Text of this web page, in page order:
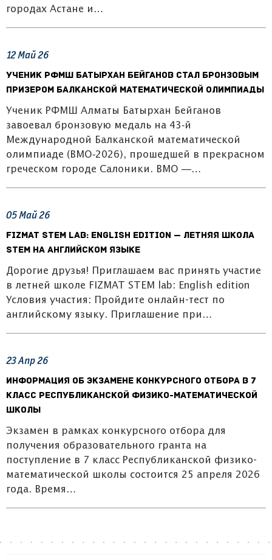
городах Астане и…
12Май26
Ученик РФМШ Батырхан Бейганов стал бронзовым
призером Балканской математической олимпиады
Ученик РФМШ Алматы Батырхан Бейганов
завоевал бронзовую медаль на 43‑й
Международной Балканской математической
олимпиаде (BMO‑2026), прошедшей в прекрасном
греческом городе Салоники. BMO —…
05Май26
FIZMAT STEM Lab: English Edition — летняя школа
STEM на английском языке
Дорогие друзья! Приглашаем вас принять участие
в летней школе FIZMAT STEM lab: English edition
Условия участия: Пройдите онлайн-тест по
английскому языку. Приглашение при…
23Апр26
Информация об экзамене конкурсного отбора в 7
класс Республиканской физико-математической
школы
Экзамен в рамках конкурсного отбора для
получения образовательного гранта на
поступление в 7 класс Республиканской физико-
математической школы состоится 25 апреля 2026
года. Время…